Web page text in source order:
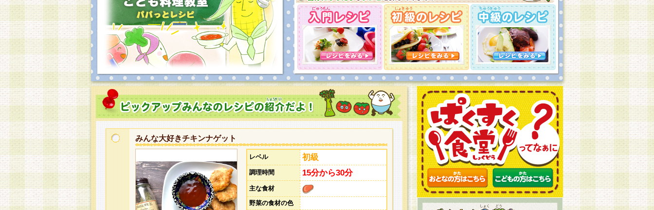
ファーマ村からコーンシェフが簡単レシピを紹介するよ！こちら
2018/07/01 の更新情報
チャレンジ企画第三弾！お母さん、お父さんへ日頃の感謝をこめ
てごはんを作ろう！は終了致しました。たくさんの投稿、ありが
とうございました。次回企画もお楽しみに！
みんな大好きチキンナゲット
レベル 初級
調理時間 15分から30分
主な食材
野菜の食材の色